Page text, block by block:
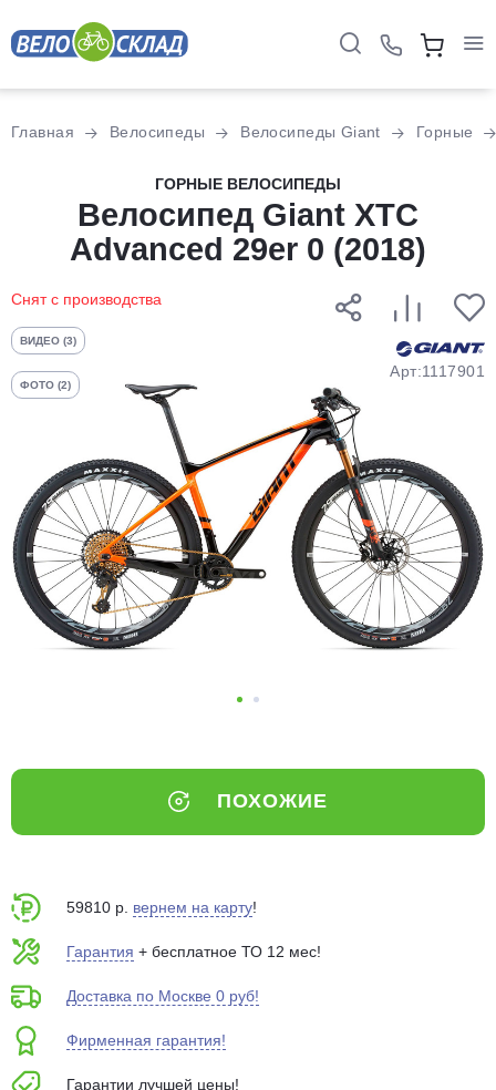
Главная Велосипеды Велосипеды Giant Горные
ГОРНЫЕ ВЕЛОСИПЕДЫ
Велосипед Giant XTC
Advanced 29er 0 (2018)
Снят с производства
ВИДЕО (3)
ФОТО (2)
Арт:1117901
ПОХОЖИЕ
59810 р. вернем на карту!
Гарантия + бесплатное ТО 12 мес!
Доставка по Москве 0 руб!
Фирменная гарантия!
Гарантии лучшей цены!
Разбейте
оплатуна части
без переплат
График платежей
Добавляйте товары
в корзину
Оплачивайте сегодня только
Подробнее